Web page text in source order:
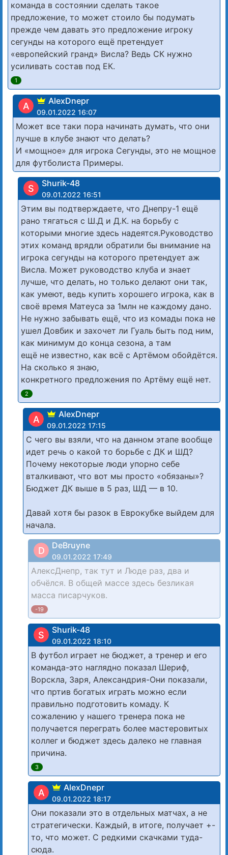
команда в состоянии сделать такое
предложение, то может стоило бы подумать
прежде чем давать это предложение игроку
сегунды на которого ещё претендует
«европейский гранд» Висла? Ведь СК нужно
усиливать состав под ЕК.
1
A AlexDnepr
09.01.2022 16:07
Может все таки пора начинать думать, что они
лучше в клубе знают что делать?
И «мощное» для игрока Сегунды, это не мощное
для футболиста Примеры.
S Shurik-48
09.01.2022 16:51
Этим вы подтверждаете, что Днепру-1 ещё
рано тягаться с Ш.Д и Д.К. на борьбу с
которыми многие здесь надеятся.Руководство
этих команд врядли обратили бы внимание на
игрока сегунды на которого претендует аж
Висла. Может руководство клуба и знает
лучше, что делать, но только делают они так,
как умеют, ведь купить хорошего игрока, как в
своё время Матеуса за 1млн не каждому дано.
Не нужно забывать ещё, что из комады пока не
ушел Довбик и захочет ли Гуаль быть под ним,
как минимум до конца сезона, а там
ещё не известно, как всё с Артёмом обойдётся.
На сколько я знаю,
конкретного предложения по Артёму ещё нет.
2
A AlexDnepr
09.01.2022 17:15
С чего вы взяли, что на данном этапе вообще
идет речь о какой то борьбе с ДК и ШД?
Почему некоторые люди упорно себе
вталкивают, что вот мы просто «обязаны»?
Бюджет ДК выше в 5 раз, ШД — в 10.
Давай хотя бы разок в Еврокубке выйдем для
начала.
D DeBruyne
09.01.2022 17:49
АлексДнепр, так тут и Люде раз, два и
обчёлся. В общей массе здесь безликая
масса писарчуков.
-19
S Shurik-48
09.01.2022 18:10
В футбол играет не бюджет, а тренер и его
команда-это наглядно показал Шериф,
Ворскла, Заря, Александрия-Они показали,
что пртив богатых играть можно если
правильно подготовить комаду. К
сожалению у нашего тренера пока не
получается переграть более мастеровитых
коллег и бюджет здесь далеко не главная
причина.
3
A AlexDnepr
09.01.2022 18:17
Они показали это в отдельных матчах, а не
стратегически. Каждый, в итоге, получает +-
то, что может. С редкими скачками туда-
сюда.